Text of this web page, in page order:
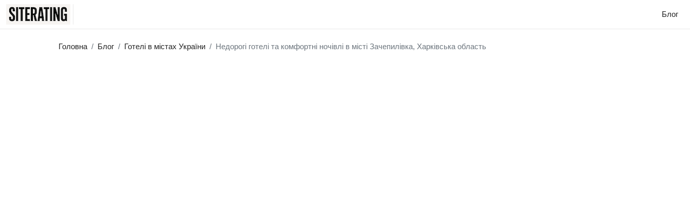
Блог
Головна Блог Готелі в містах України Недорогі готелі та комфортні ночівлі в місті Зачепилівка, Харківська область